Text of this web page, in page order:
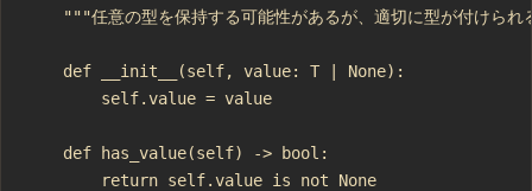
"""任意の型を保持する可能性があるが、適切に型が付けられ
    def __init__(self, value: T | None):
        self.value = value
    def has_value(self) -> bool:
        return self.value is not None